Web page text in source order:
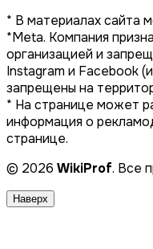
* В материалах сайта
*Meta. Компания
организацией и
Instagram и Facebook
запрещены на
* На странице может
информация о
странице.
© 2026 WikiProf. Все
Наверх